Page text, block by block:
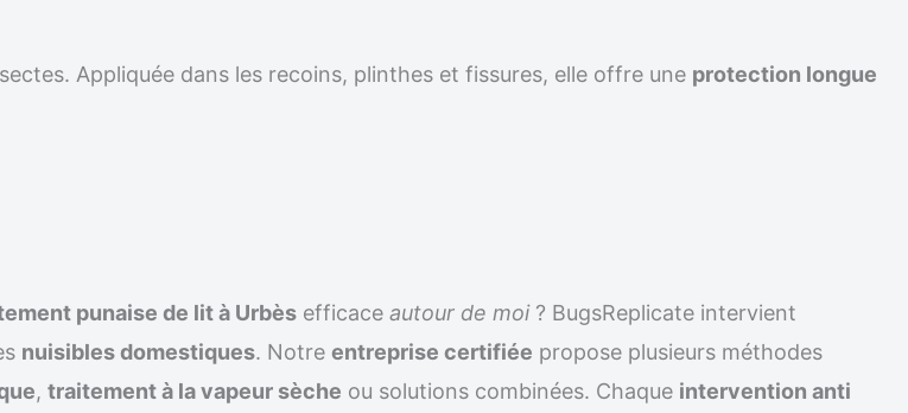
Appliquée dans les recoins, plinthes et fissures, elle offre une protection longue
punaise de lit à Urbès efficace autour de moi? BugsReplicate intervient
nuisibles domestiques. Notre entreprise certifiée propose plusieurs méthodes
, traitement à la vapeur sèche ou solutions combinées. Chaque intervention anti